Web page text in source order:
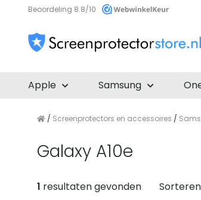
Beoordeling 8.8/10
Apple Samsung
/ Screenprotectors en accessoires /
Galaxy A10e
Producten
1 resultaten gevonden